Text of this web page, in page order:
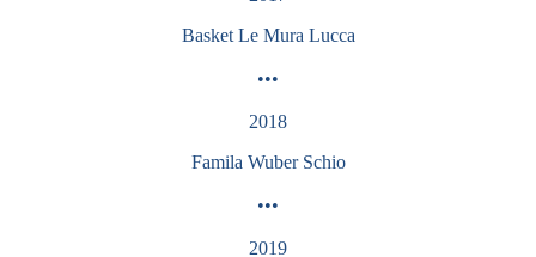
Basket Le Mura Lucca
•••
2018
Famila Wuber Schio
•••
2019